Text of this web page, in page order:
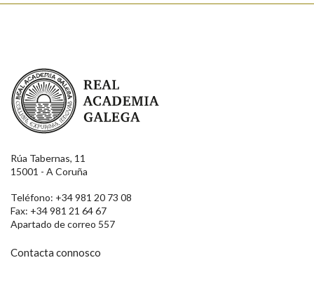
Real Academia Galega
Rúa Tabernas, 11
15001 - A Coruña
Teléfono: +34 981 20 73 08
Fax: +34 981 21 64 67
Apartado de correo 557
Contacta connosco